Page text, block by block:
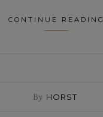
CONTINUE READING
By HORST